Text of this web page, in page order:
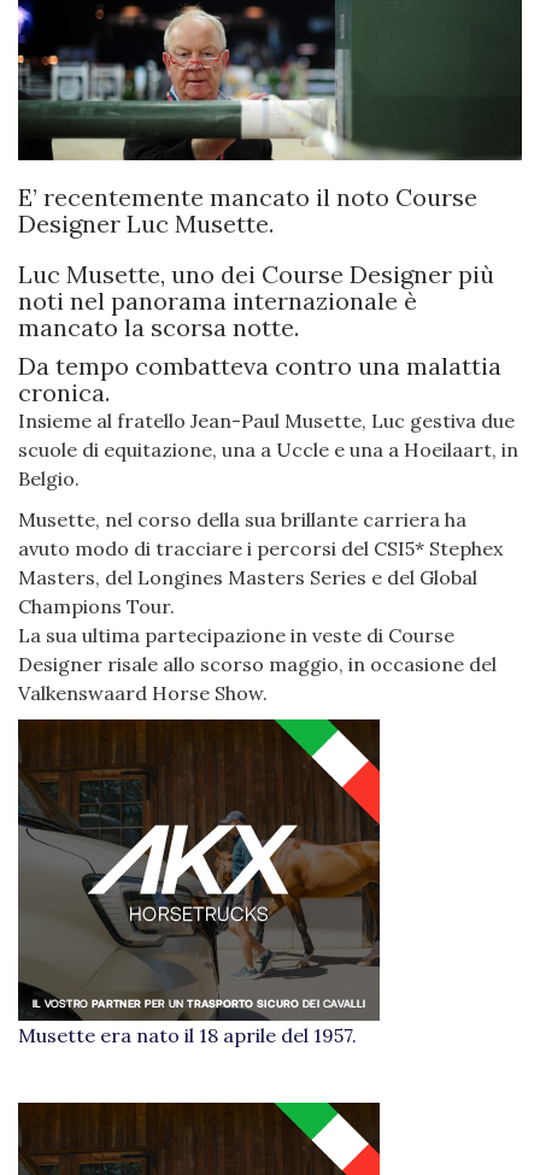
E’ recentemente mancato il noto Course
Designer Luc Musette.
Luc Musette, uno dei Course Designer più
noti nel panorama internazionale è
mancato la scorsa notte.
Da tempo combatteva contro una malattia
cronica.
Insieme al fratello Jean-Paul Musette, Luc gestiva due
scuole di equitazione, una a Uccle e una a Hoeilaart, in
Belgio.
Musette, nel corso della sua brillante carriera ha
avuto modo di tracciare i percorsi del CSI5* Stephex
Masters, del Longines Masters Series e del Global
Champions Tour.
La sua ultima partecipazione in veste di Course
Designer risale allo scorso maggio, in occasione del
Valkenswaard Horse Show.
Musette era nato il 18 aprile del 1957.